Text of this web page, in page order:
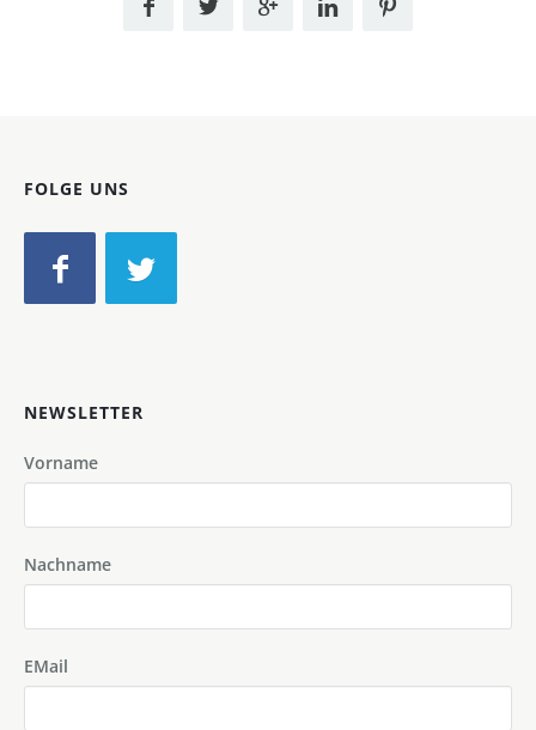
FOLGE UNS
NEWSLETTER
Vorname
Nachname
EMail